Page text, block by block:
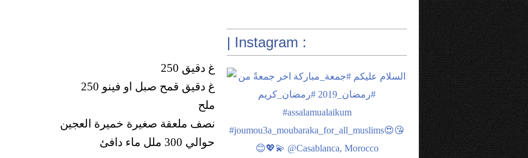
250 غ دقيق
250 غ دقيق قمح صبل او فينو
ملح
نصف ملعقة صغيرة خميرة العجين
حوالي 300 ملل ماء دافئ
| Instagram :